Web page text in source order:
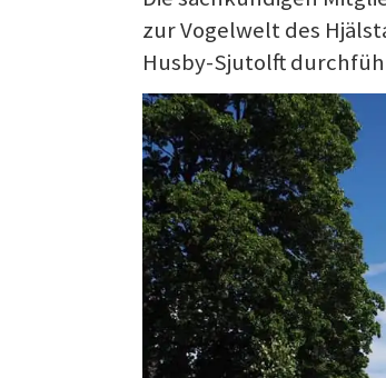
zur Vogelwelt des
Husby-Sjutolft